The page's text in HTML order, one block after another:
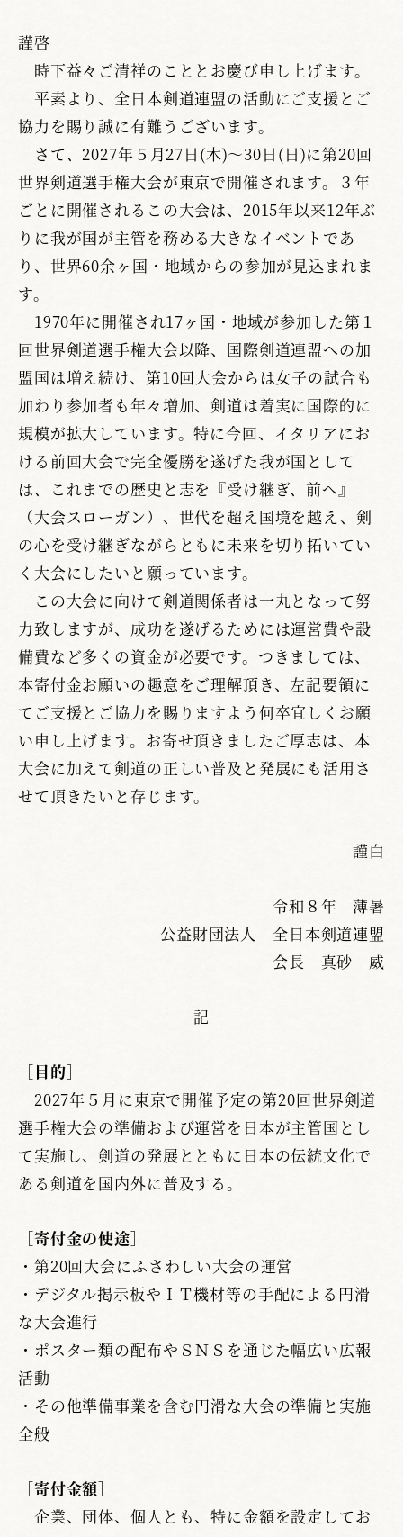
謹啓
時下益々ご清祥のこととお慶び申し上げます。
平素より、全日本剣道連盟の活動にご支援とご
協力を賜り誠に有難うございます。
さて、2027年５月27日(木)～30日(日)に第20回
世界剣道選手権大会が東京で開催されます。３年
ごとに開催されるこの大会は、2015年以来12年ぶ
りに我が国が主管を務める大きなイベントであ
り、世界60余ヶ国・地域からの参加が見込まれま
す。
1970年に開催され17ヶ国・地域が参加した第１
回世界剣道選手権大会以降、国際剣道連盟への加
盟国は増え続け、第10回大会からは女子の試合も
加わり参加者も年々増加、剣道は着実に国際的に
規模が拡大しています。特に今回、イタリアにお
ける前回大会で完全優勝を遂げた我が国として
は、これまでの歴史と志を『受け継ぎ、前へ』
（大会スローガン）、世代を超え国境を越え、剣
の心を受け継ぎながらともに未来を切り拓いてい
く大会にしたいと願っています。
この大会に向けて剣道関係者は一丸となって努
力致しますが、成功を遂げるためには運営費や設
備費など多くの資金が必要です。つきましては、
本寄付金お願いの趣意をご理解頂き、左記要領に
てご支援とご協力を賜りますよう何卒宜しくお願
い申し上げます。お寄せ頂きましたご厚志は、本
大会に加えて剣道の正しい普及と発展にも活用さ
せて頂きたいと存じます。
謹白
令和８年 薄暑
公益財団法人 全日本剣道連盟
会長 真砂 威
記
［目的］
2027年５月に東京で開催予定の第20回世界剣道
選手権大会の準備および運営を日本が主管国とし
て実施し、剣道の発展とともに日本の伝統文化で
ある剣道を国内外に普及する。
［寄付金の使途］
・第20回大会にふさわしい大会の運営
・デジタル掲示板やＩＴ機材等の手配による円滑
な大会進行
・ポスター類の配布やＳＮＳを通じた幅広い広報
活動
・その他準備事業を含む円滑な大会の準備と実施
全般
［寄付金額］
企業、団体、個人とも、特に金額を設定してお